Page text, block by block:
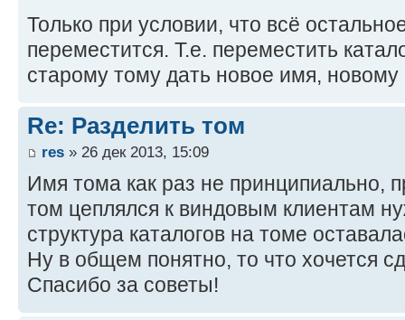
Только при условии, что всё
переместится. Т.е. переместить
старому тому дать новое имя, новому
Re: Разделить том
res » 26 дек 2013, 15:09
Имя тома как раз не принципиально,
том цеплялся к виндовым клиентам
структура каталогов на томе
Ну в общем понятно, то что хочется
Спасибо за советы!